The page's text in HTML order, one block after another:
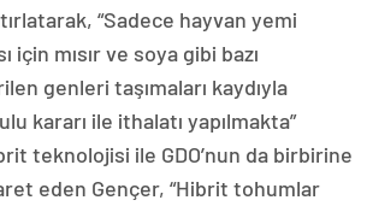
“Sadece hayvan yemi
için mısır ve soya gibi bazı
genleri taşımaları kaydıyla
kararı ile ithalatı yapılmakta”
teknolojisi ile GDO’nun da birbirine
eden Gençer, “Hibrit tohumlar